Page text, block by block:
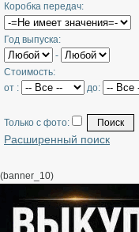
Коробка передач:
Год выпуска:
-
Стоимость:
от :
до:
Только с фото:
Расширенный поиск
(banner_10)